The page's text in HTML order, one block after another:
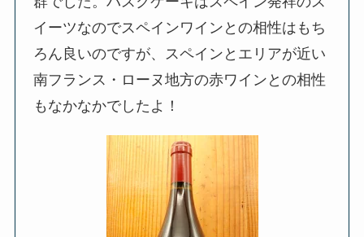
イーツなのでスペインワインとの相性はもち
ろん良いのですが、スペインとエリアが近い
南フランス・ローヌ地方の赤ワインとの相性
もなかなかでしたよ！